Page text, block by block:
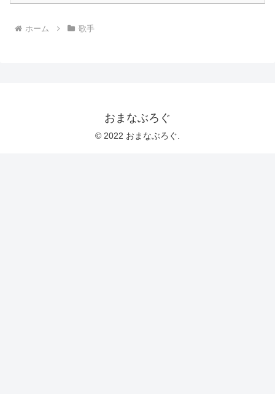
ホーム 歌手
おまなぶろぐ
© 2022 おまなぶろぐ.